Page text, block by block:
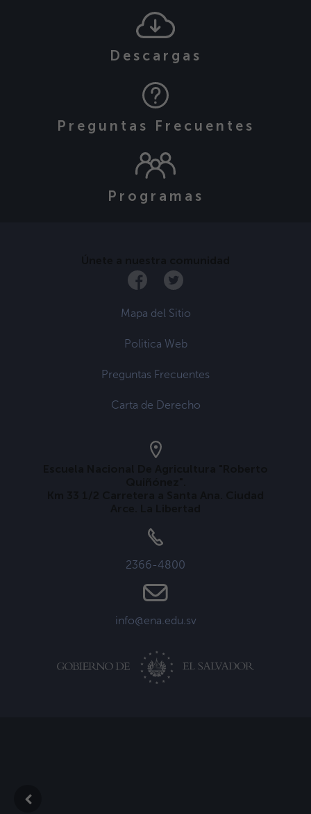
Descargas
Preguntas Frecuentes
Programas
Mapa del Sitio
Politica Web
Preguntas Frecuentes
Carta de Derecho
2366-4800
info@ena.edu.sv